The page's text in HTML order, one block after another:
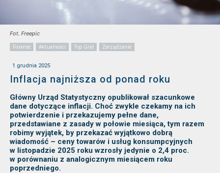
Fot. Freepic
Finanse
Aktualności Top Grid Zarządzanie
1 grudnia 2025
Inflacja najniższa od ponad roku
Główny Urząd Statystyczny opublikował szacunkowe
dane dotyczące inflacji. Choć zwykle czekamy na ich
potwierdzenie i przekazujemy pełne dane,
przedstawiane z zasady w połowie miesiąca, tym razem
robimy wyjątek, by przekazać wyjątkowo dobrą
wiadomość – ceny towarów i usług konsumpcyjnych
w listopadzie 2025 roku wzrosły jedynie o 2,4 proc.
w porównaniu z analogicznym miesiącem roku
poprzedniego.